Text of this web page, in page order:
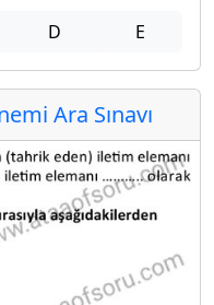
D E
Ara Sınavı